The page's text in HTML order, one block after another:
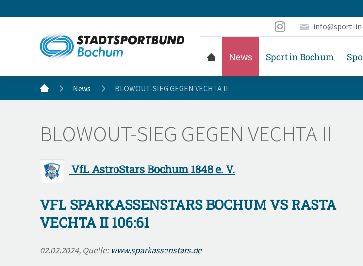
info@sport-
News Sport in Bochum
News BLOWOUT-SIEG GEGEN VECHTA II
BLOWOUT-SIEG GEGEN VECHTA II
VfL AstroStars Bochum 1848 e. V.
VFL SPARKASSENSTARS BOCHUM VS RASTA
VECHTA II 106:61
02.02.2024, Quelle: www.sparkassenstars.de